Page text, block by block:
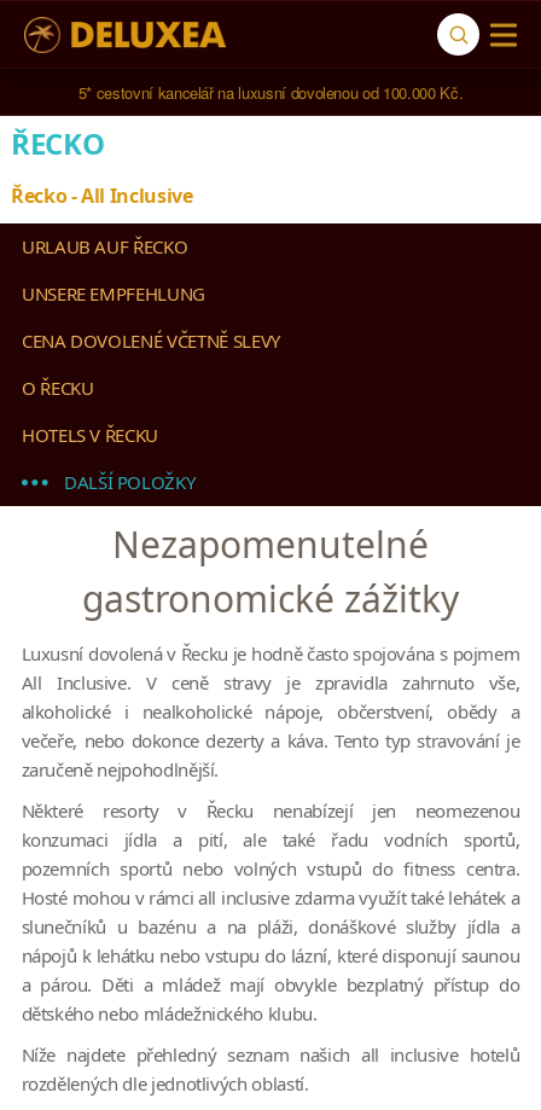
Navštívili jsme 791 hotelů ve 123 zemích světa.
ŘECKO
Řecko - All Inclusive
URLAUB AUF ŘECKO
UNSERE EMPFEHLUNG
CENA DOVOLENÉ VČETNĚ SLEVY
O ŘECKU
HOTELS V ŘECKU
DALŠÍ POLOŽKY
Nezapomenutelné
gastronomické zážitky
Luxusní dovolená v Řecku je hodně často spojována s pojmem
All Inclusive. V ceně stravy je zpravidla zahrnuto vše,
alkoholické i nealkoholické nápoje, občerstvení, obědy a
večeře, nebo dokonce dezerty a káva. Tento typ stravování je
zaručeně nejpohodlnější.
Některé resorty v Řecku nenabízejí jen neomezenou
konzumaci jídla a pití, ale také řadu vodních sportů,
pozemních sportů nebo volných vstupů do fitness centra.
Hosté mohou v rámci all inclusive zdarma využít také lehátek a
slunečníků u bazénu a na pláži, donáškové služby jídla a
nápojů k lehátku nebo vstupu do lázní, které disponují saunou
a párou. Děti a mládež mají obvykle bezplatný přístup do
dětského nebo mládežnického klubu.
Níže najdete přehledný seznam našich all inclusive hotelů
rozdělených dle jednotlivých oblastí.